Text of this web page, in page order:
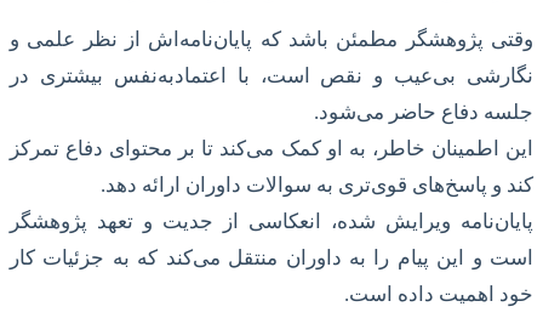
وقتی پژوهشگر مطمئن باشد که پایان‌نامه‌اش از نظر علمی و
نگارشی بی‌عیب و نقص است، با اعتمادبه‌نفس بیشتری در
جلسه دفاع حاضر می‌شود.
این اطمینان خاطر، به او کمک می‌کند تا بر محتوای دفاع تمرکز
کند و پاسخ‌های قوی‌تری به سوالات داوران ارائه دهد.
پایان‌نامه ویرایش شده، انعکاسی از جدیت و تعهد پژوهشگر
است و این پیام را به داوران منتقل می‌کند که به جزئیات کار
خود اهمیت داده است.